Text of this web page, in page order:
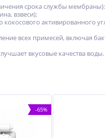
срока службы
взвеси);
активированного
всех примесей, включая
вкусовые качества воды.
-65%